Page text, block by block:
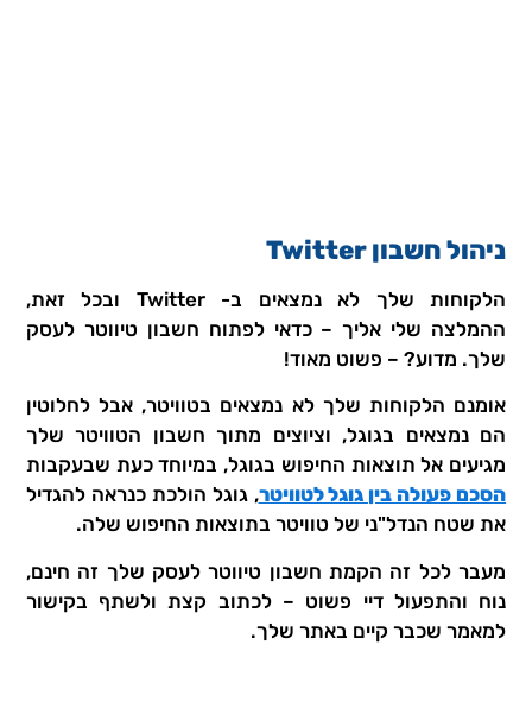
ניהול חשבון Twitter
הלקוחות שלך לא נמצאים ב- Twitter ובכל זאת,
ההמלצה שלי אליך – כדאי לפתוח חשבון טיווטר לעסק
שלך. מדוע? – פשוט מאוד!
אומנם הלקוחות שלך לא נמצאים בטוויטר, אבל לחלוטין
הם נמצאים בגוגל, וציוצים מתוך חשבון הטוויטר שלך
מגיעים אל תוצאות החיפוש בגוגל, במיוחד כעת שבעקבות
הסכם פעולה בין גוגל לטוויטר, גוגל הולכת כנראה להגדיל
את שטח הנדל"ני של טוויטר בתוצאות החיפוש שלה.
מעבר לכל זה הקמת חשבון טיווטר לעסק שלך זה חינם,
נוח והתפעול דיי פשוט – לכתוב קצת ולשתף בקישור
למאמר שכבר קיים באתר שלך.